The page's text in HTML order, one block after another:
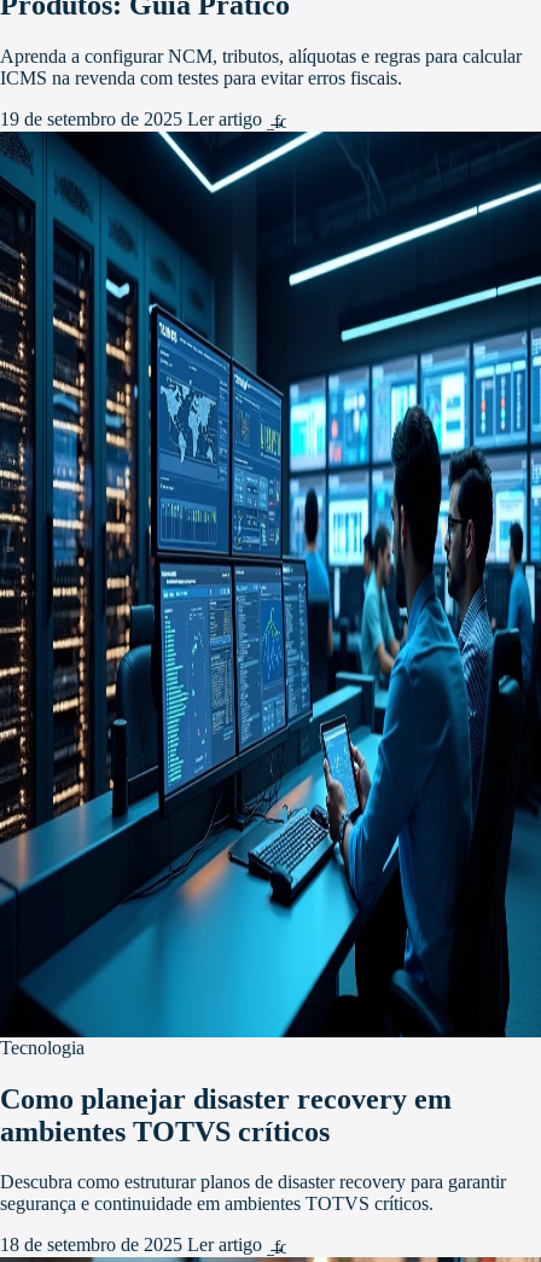
Aprenda a configurar NCM, tributos, alíquotas e regras para calcular
ICMS na revenda com testes para evitar erros fiscais.
19 de setembro de 2025 Ler artigo
arrow_forward
Tecnologia
Como planejar disaster recovery em
ambientes TOTVS críticos
Descubra como estruturar planos de disaster recovery para garantir
segurança e continuidade em ambientes TOTVS críticos.
18 de setembro de 2025 Ler artigo
arrow_forward